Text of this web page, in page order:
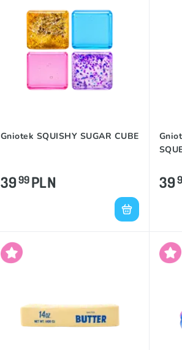
Gniotek SQUISHY SUGAR CUBE
3999PLN 39